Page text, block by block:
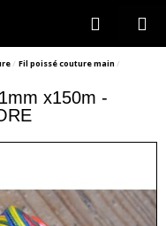
Fil poissé couture main
x150m -